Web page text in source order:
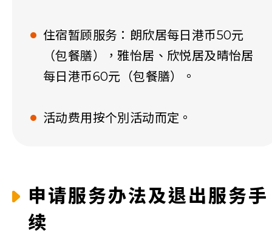
住宿暂顾服务：朗欣居每日港币50元
（包餐膳），雅怡居、欣悦居及晴怡居
每日港币60元（包餐膳）。
活动费用按个別活动而定。
申请服务办法及退出服务手
续